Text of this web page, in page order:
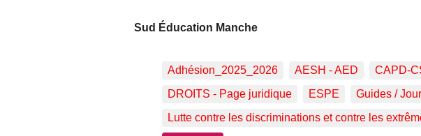
Sud Éducation Manche
Adhésion_2025_2026 AESH - AED CAPD-
DROITS - Page juridique
ESPE Guides /
Lutte contre les discriminations et contre les